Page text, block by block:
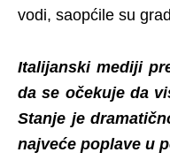
vodi, saopćile su
Italijanski mediji
da se očekuje da
Stanje je
najveće poplave u